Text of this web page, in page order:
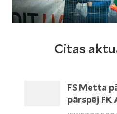
Citas
FS Metta
pārspēj FK